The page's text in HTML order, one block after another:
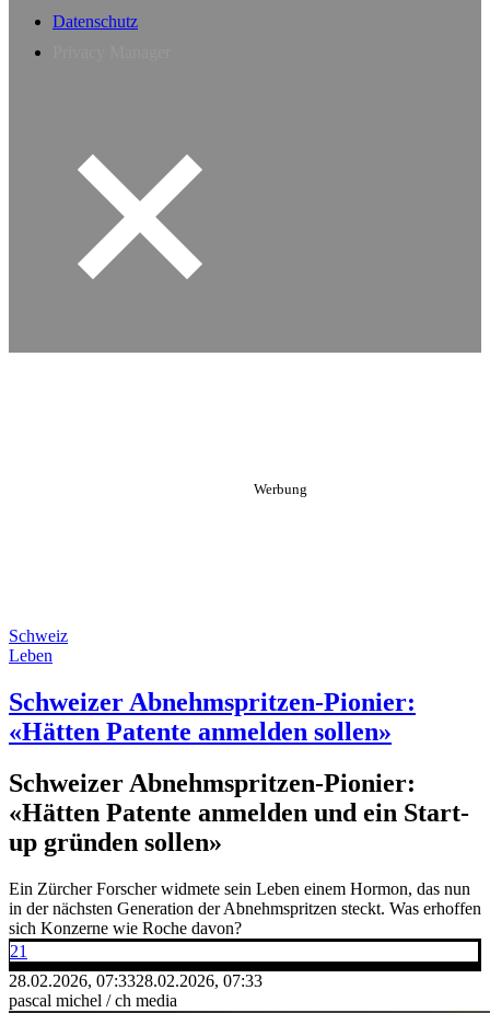
Datenschutz
Schweiz
Leben
Schweizer Abnehmspritzen-Pionier:
«Hätten Patente anmelden sollen»
Schweizer Abnehmspritzen-Pionier:
«Hätten Patente anmelden und ein Start-
up gründen sollen»
Ein Zürcher Forscher widmete sein Leben einem Hormon, das nun
in der nächsten Generation der Abnehmspritzen steckt. Was erhoffen
sich Konzerne wie Roche davon?
21
28.02.2026, 07:3328.02.2026, 07:33
pascal michel / ch media